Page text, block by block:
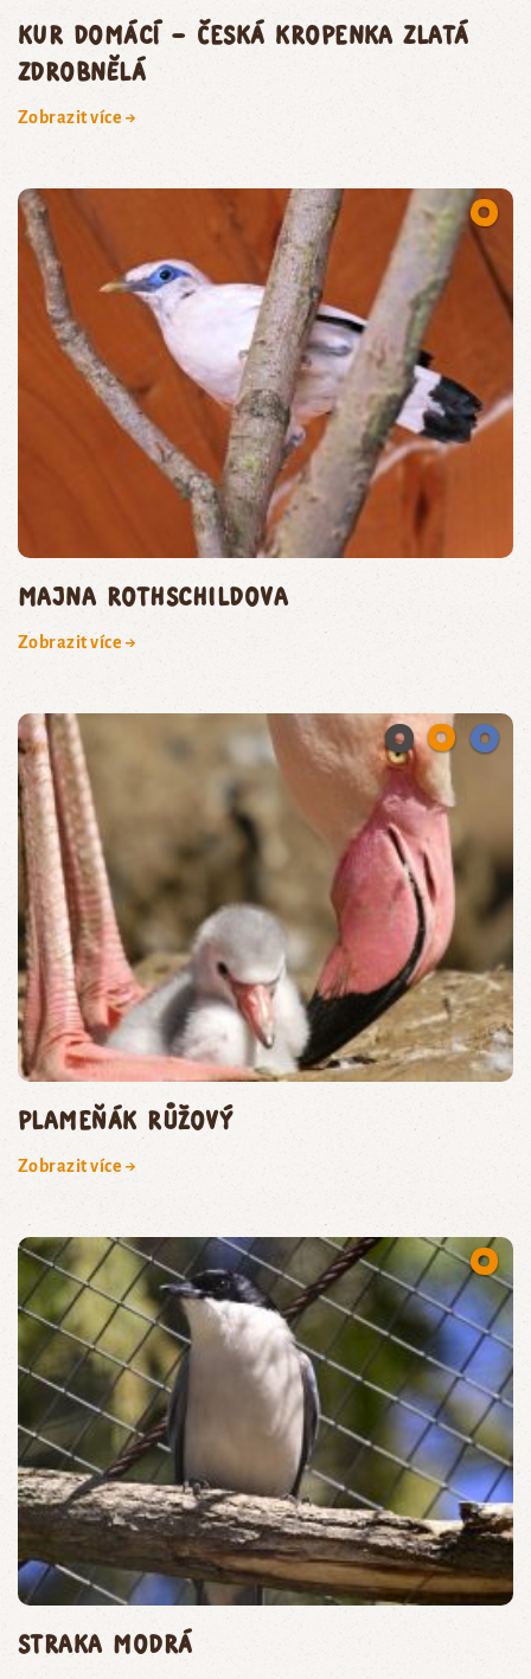
kur domácí – česká kropenka zlatá
zdrobnělá
Zobrazit více →
majna Rothschildova
Zobrazit více →
plameňák růžový
Zobrazit více →
straka modrá